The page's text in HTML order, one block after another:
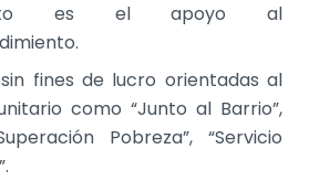
es el apoyo al
sin fines de lucro orientadas al
como “Junto al Barrio”,
Pobreza”, “Servicio